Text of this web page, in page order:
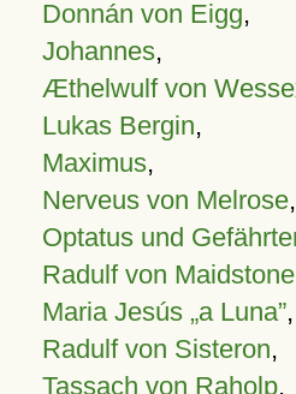
Donnán von Eigg,
Johannes,
Æthelwulf von
Lukas Bergin,
Maximus,
Nerveus von Melrose,
Optatus und
Radulf von Maidstone
Maria Jesús „a Luna”,
Radulf von Sisteron,
Tassach von Raholp,